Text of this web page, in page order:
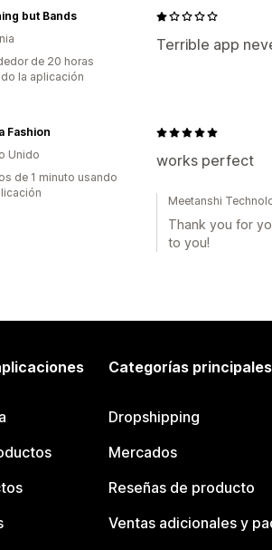
Terrible app
but Bands
de 20 horas
la aplicación
works perfect
Fashion
Unido
de 1 minuto usando
Meetanshi
Thank you for
to you!
Categorías principales
Dropshipping
Mercados
Reseñas de producto
Ventas adicionales y